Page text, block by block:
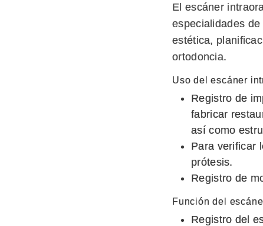
El escáner
especialidades
estética,
ortodoncia.
Uso del escáner
Registro de
fabricar
así como
Para verificar
prótesis.
Registro de
Función del
Registro del